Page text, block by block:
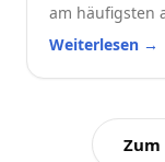
am häufigsten
praktische
Weiterlesen →